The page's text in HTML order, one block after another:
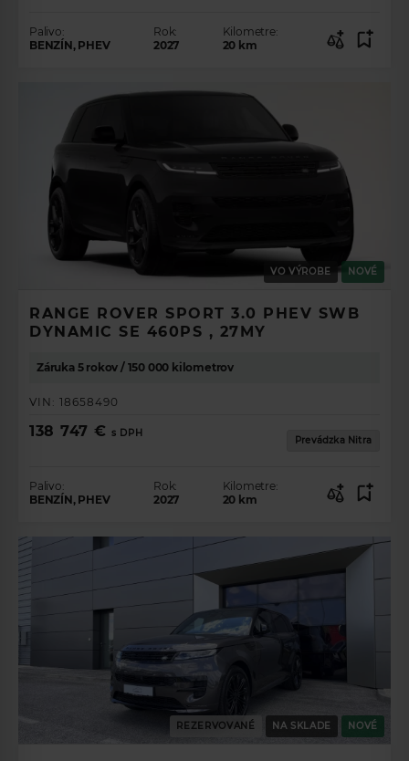
ZÍSKAJTE
PREHĽAD O
PONUKE
VOZIDIEL.
Palivo:
BENZÍN, PHEV
Rok:
2027
Kilometre:
20 km
VO VÝROBE NOVÉ
RANGE ROVER SPORT 3.0 PHEV SWB
DYNAMIC SE 460PS , 27MY
Záruka 5 rokov / 150 000 kilometrov
VIN: 18658490
138 747 € s DPH
Prevádzka Nitra
Palivo:
BENZÍN, PHEV
Rok:
2027
Kilometre:
20 km
REZERVOVANÉ NA SKLADE NOVÉ